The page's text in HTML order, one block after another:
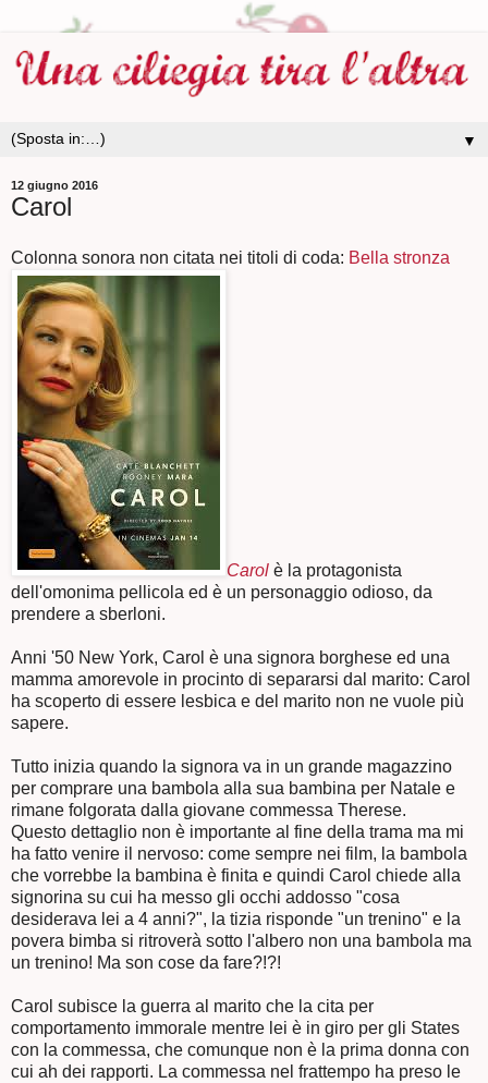
▼
12 giugno 2016
Carol
Colonna sonora non citata nei titoli di coda: Bella stronza
Carol è la protagonista
dell'omonima pellicola ed è un personaggio odioso, da
prendere a sberloni.
Anni '50 New York, Carol è una signora borghese ed una
mamma amorevole in procinto di separarsi dal marito: Carol
ha scoperto di essere lesbica e del marito non ne vuole più
sapere.
Tutto inizia quando la signora va in un grande magazzino
per comprare una bambola alla sua bambina per Natale e
rimane folgorata dalla giovane commessa Therese.
Questo dettaglio non è importante al fine della trama ma mi
ha fatto venire il nervoso: come sempre nei film, la bambola
che vorrebbe la bambina è finita e quindi Carol chiede alla
signorina su cui ha messo gli occhi addosso "cosa
desiderava lei a 4 anni?", la tizia risponde "un trenino" e la
povera bimba si ritroverà sotto l'albero non una bambola ma
un trenino! Ma son cose da fare?!?!
Carol subisce la guerra al marito che la cita per
comportamento immorale mentre lei è in giro per gli States
con la commessa, che comunque non è la prima donna con
cui ah dei rapporti. La commessa nel frattempo ha preso le